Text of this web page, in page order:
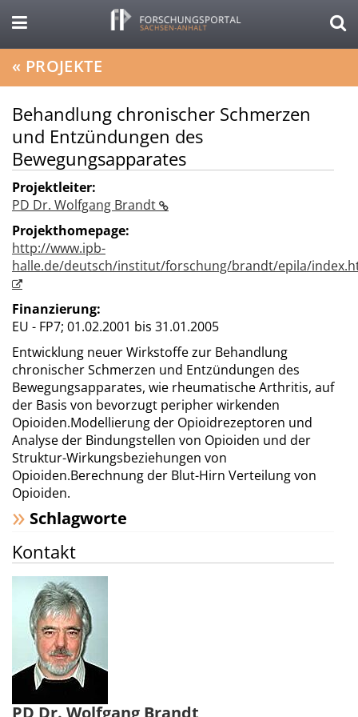
« PROJEKTE
Behandlung chronischer Schmerzen
und Entzündungen des
Bewegungsapparates
Projektleiter:
PD Dr. Wolfgang Brandt
Projekthomepage:
http://www.ipb-
halle.de/deutsch/institut/forschung/brandt/epila/
Finanzierung:
EU - FP7; 01.02.2001 bis 31.01.2005
Entwicklung neuer Wirkstoffe zur Behandlung
chronischer Schmerzen und Entzündungen des
Bewegungsapparates, wie rheumatische Arthritis, auf
der Basis von bevorzugt peripher wirkenden
Opioiden.Modellierung der Opioidrezeptoren und
Analyse der Bindungstellen von Opioiden und der
Struktur-Wirkungsbeziehungen von
Opioiden.Berechnung der Blut-Hirn Verteilung von
Opioiden.
Schlagworte
Kontakt
PD Dr. Wolfgang Brandt